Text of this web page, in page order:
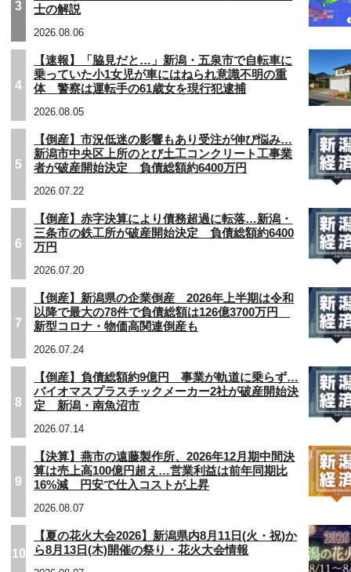
3
士の解説
2026.08.06
4
【速報】「脇見だと…」新潟・五泉市で自転車に
乗っていた小1女児が車にはねられ意識不明の重
体 警察は運転手の61歳女を現行犯逮捕
2026.08.05
5
【倒産】市況低迷の影響もあり受注が伸び悩み…
新潟市中央区上所のとび土工コンクリート工事業
者が破産開始決定 負債総額約6400万円
2026.07.22
6
【倒産】赤字決算により債務超過に転落…新潟・
三条市の鉄工所が破産開始決定 負債総額約6400
万円
2026.07.20
7
【倒産】新潟県の企業倒産 2026年上半期は令和
以降で最大の78件で負債総額は126億3700万円
新型コロナ・物価高関連倒産も
2026.07.24
8
【倒産】負債総額約9億円 事業が軌道に乗らず…
バイオマスプラスチックメーカー2社が破産開始決
定 新潟・南魚沼市
2026.07.14
9
【決算】燕市の遠藤製作所、2026年12月期中間決
算は売上高100億円超え…営業利益は前年同期比
16%減 円安で仕入コストが上昇
2026.08.07
10
【夏の花火大会2026】新潟県内8月11日(火・祝)か
ら8月13日(木)開催の祭り・花火大会情報